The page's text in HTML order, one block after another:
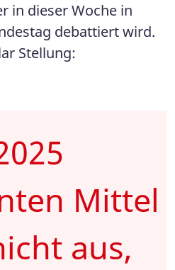
in dieser Woche in
debattiert wird.
Stellung:
Mittel
aus,